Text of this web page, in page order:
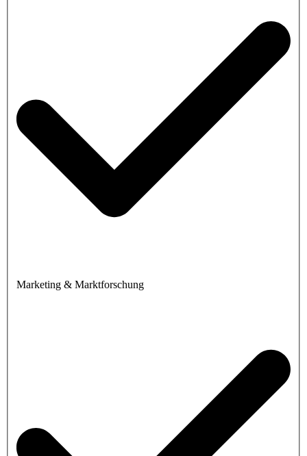
Marketing & Marktforschung